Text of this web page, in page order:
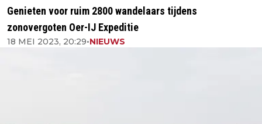
Genieten voor ruim 2800 wandelaars tijdens
zonovergoten Oer-IJ Expeditie
18 MEI 2023, 20:29•NIEUWS